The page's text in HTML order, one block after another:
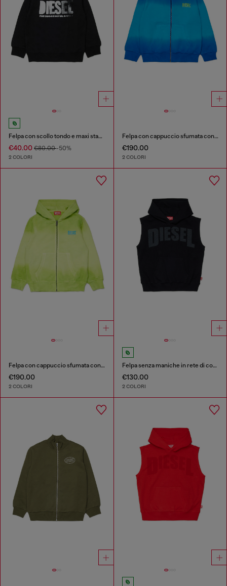
Felpa con scollo tondo e maxi stampa del logo Diesel
€40.00 €80.00-50%
2 COLORI
Felpa con cappuccio sfumata con stampa del logo
€190.00
2 COLORI
Felpa con cappuccio sfumata con stampa del logo
€190.00
2 COLORI
Felpa senza maniche in rete di cotone
€130.00
2 COLORI